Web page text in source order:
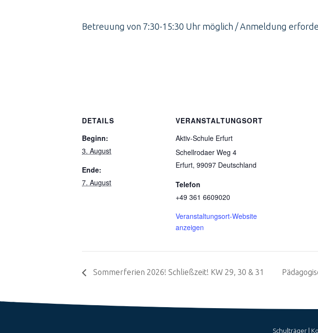
Betreuung von 7:30-15:30 Uhr möglich / Anmeldung
DETAILS
Beginn:
3. August
Ende:
7. August
VERANSTALTUNGSORT
Aktiv-Schule Erfurt
Schellrodaer Weg 4
Erfurt, 99097 Deutschland
Telefon
+49 361 6609020
Veranstaltungsort-Website
anzeigen
Sommerferien 2026! Schließzeit! KW 29, 30 & 31
Schulträger|